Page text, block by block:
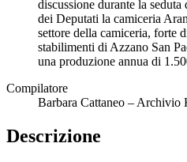
discussione durante la
dei Deputati la camiceria
settore della camiceria, forte
stabilimenti di Azzano San
una produzione annua di
Compilatore
Barbara Cattaneo – Archivio
Descrizione